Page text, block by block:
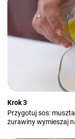
Krok 3
Przygotuj sos:
żurawiny wymieszaj